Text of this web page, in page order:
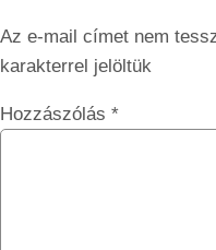
Az e-mail címet nem
karakterrel jelöltük
Hozzászólás *